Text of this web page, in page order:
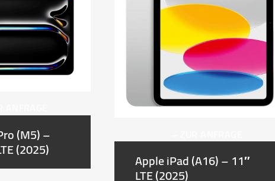
(M5) –
(2025)
Apple iPad (A16) – 11″
LTE (2025)